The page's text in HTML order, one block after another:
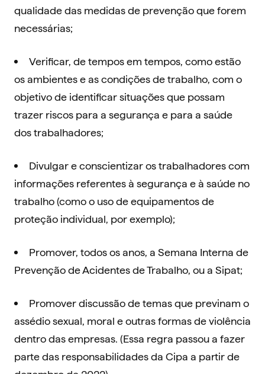
qualidade das medidas de prevenção que forem
necessárias;
Verificar, de tempos em tempos, como estão
os ambientes e as condições de trabalho, com o
objetivo de identificar situações que possam
trazer riscos para a segurança e para a saúde
dos trabalhadores;
Divulgar e conscientizar os trabalhadores com
informações referentes à segurança e à saúde no
trabalho (como o uso de equipamentos de
proteção individual, por exemplo);
Promover, todos os anos, a Semana Interna de
Prevenção de Acidentes de Trabalho, ou a Sipat;
Promover discussão de temas que previnam o
assédio sexual, moral e outras formas de violência
dentro das empresas. (Essa regra passou a fazer
parte das responsabilidades da Cipa a partir de